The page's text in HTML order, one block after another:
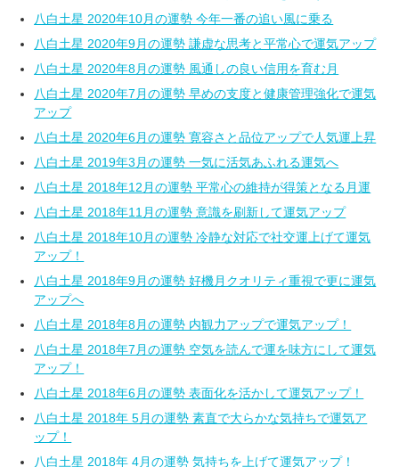
八白土星 2020年10月の運勢 今年一番の追い風に乗る
八白土星 2020年9月の運勢 謙虚な思考と平常心で運気アップ
八白土星 2020年8月の運勢 風通しの良い信用を育む月
八白土星 2020年7月の運勢 早めの支度と健康管理強化で運気
アップ
八白土星 2020年6月の運勢 寛容さと品位アップで人気運上昇
八白土星 2019年3月の運勢 一気に活気あふれる運気へ
八白土星 2018年12月の運勢 平常心の維持が得策となる月運
八白土星 2018年11月の運勢 意識を刷新して運気アップ
八白土星 2018年10月の運勢 冷静な対応で社交運上げて運気
アップ！
八白土星 2018年9月の運勢 好機月クオリティ重視で更に運気
アップへ
八白土星 2018年8月の運勢 内観力アップで運気アップ！
八白土星 2018年7月の運勢 空気を読んで運を味方にして運気
アップ！
八白土星 2018年6月の運勢 表面化を活かして運気アップ！
八白土星 2018年 5月の運勢 素直で大らかな気持ちで運気ア
ップ！
八白土星 2018年 4月の運勢 気持ちを上げて運気アップ！